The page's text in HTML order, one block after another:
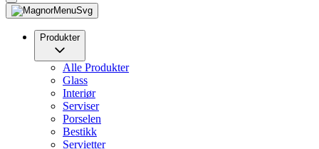
Produkter
Alle Produkter
Glass
Interiør
Serviser
Porselen
Bestikk
Servietter